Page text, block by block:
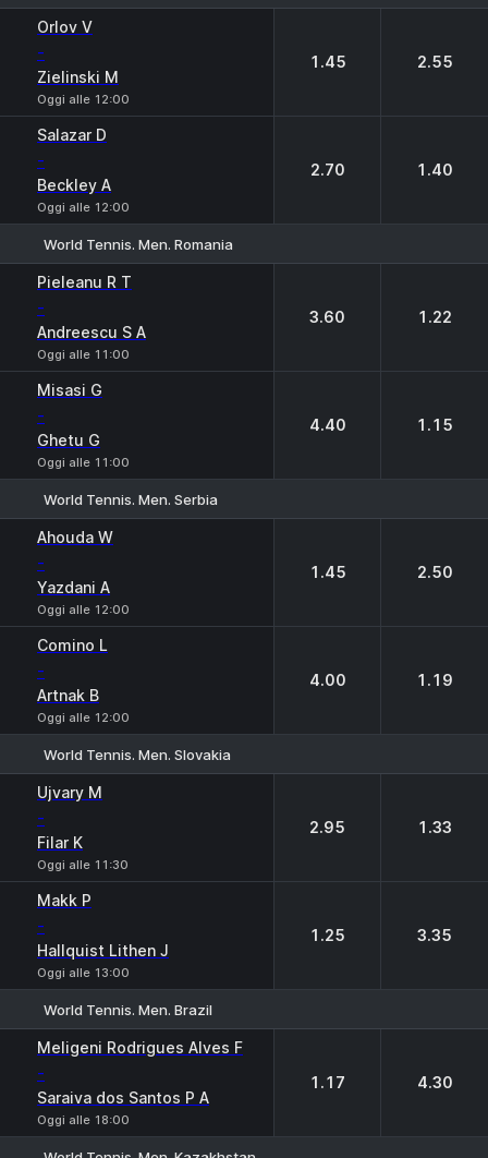
Orlov V
-
Zielinski M
Oggi alle 12:00
1.45 2.55
Salazar D
-
Beckley A
Oggi alle 12:00
2.70 1.40
World Tennis. Men. Romania
Pieleanu R T
-
Andreescu S A
Oggi alle 11:00
3.60 1.22
Misasi G
-
Ghetu G
Oggi alle 11:00
4.40 1.15
World Tennis. Men. Serbia
Ahouda W
-
Yazdani A
Oggi alle 12:00
1.45 2.50
Comino L
-
Artnak B
Oggi alle 12:00
4.00 1.19
World Tennis. Men. Slovakia
Ujvary M
-
Filar K
Oggi alle 11:30
2.95 1.33
Makk P
-
Hallquist Lithen J
Oggi alle 13:00
1.25 3.35
World Tennis. Men. Brazil
Meligeni Rodrigues Alves F
-
Saraiva dos Santos P A
Oggi alle 18:00
1.17 4.30